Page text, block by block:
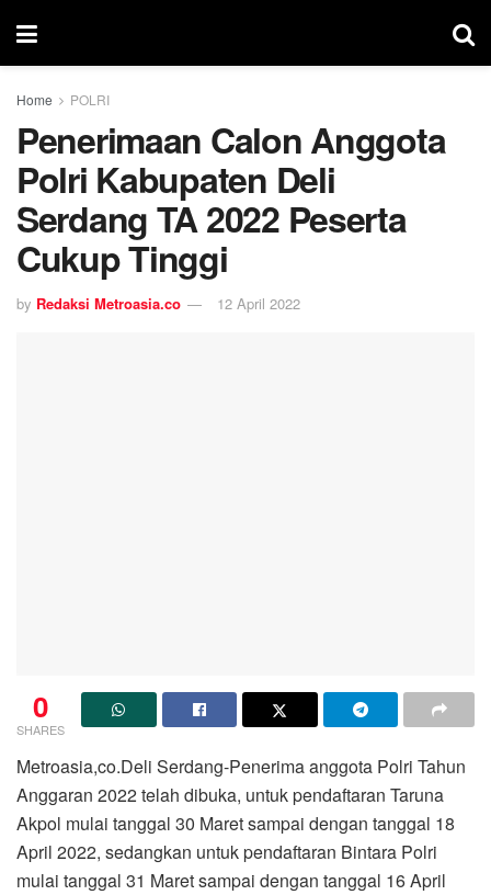
Home POLRI
Penerimaan Calon Anggota
Polri Kabupaten Deli
Serdang TA 2022 Peserta
Cukup Tinggi
by Redaksi Metroasia.co 12 April 2022
0
SHARES
Metroasia,co.Deli Serdang-Penerima anggota Polri Tahun
Anggaran 2022 telah dibuka, untuk pendaftaran Taruna
Akpol mulai tanggal 30 Maret sampai dengan tanggal 18
April 2022, sedangkan untuk pendaftaran Bintara Polri
mulai tanggal 31 Maret sampai dengan tanggal 16 April